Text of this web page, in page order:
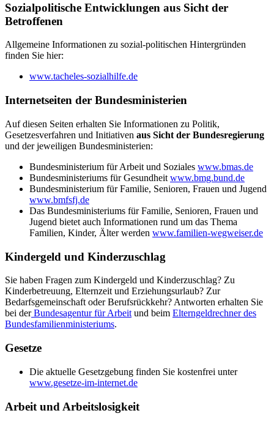
Sozialpolitische Entwicklungen aus Sicht der
Betroffenen
Allgemeine Informationen zu sozial-politischen Hintergründen
finden Sie hier:
www.tacheles-sozialhilfe.de
Internetseiten der Bundesministerien
Auf diesen Seiten erhalten Sie Informationen zu Politik,
Gesetzesverfahren und Initiativen aus Sicht der Bundesregierung
und der jeweiligen Bundesministerien:
Bundesministerium für Arbeit und Soziales www.bmas.de
Bundesministeriums für Gesundheit www.bmg.bund.de
Bundesministerium für Familie, Senioren, Frauen und Jugend
www.bmfsfj.de
Das Bundesministeriums für Familie, Senioren, Frauen und
Jugend bietet auch Informationen rund um das Thema
Familien, Kinder, Älter werden www.familien-wegweiser.de
Kindergeld und Kinderzuschlag
Sie haben Fragen zum Kindergeld und Kinderzuschlag? Zu
Kinderbetreuung, Elternzeit und Erziehungsurlaub? Zur
Bedarfsgemeinschaft oder Berufsrückkehr? Antworten erhalten Sie
bei derBundesagentur für Arbeit und beim Elterngeldrechner des
Bundesfamilienministeriums.
Gesetze
Die aktuelle Gesetzgebung finden Sie kostenfrei unter
www.gesetze-im-internet.de
Arbeit und Arbeitslosigkeit